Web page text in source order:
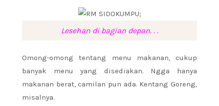
Lesehan di bagian depan. . .
Omong-omong tentang menu makanan, cukup
banyak menu yang disediakan. Ngga hanya
makanan berat, camilan pun ada. Kentang Goreng,
misalnya.